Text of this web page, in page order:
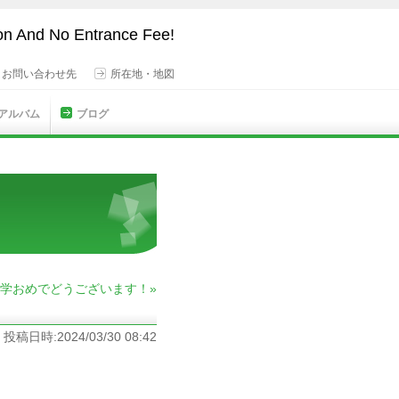
And No Entrance Fee!
お問い合わせ先 所在地・地図
ルバム ブログ
おめでどうございます！»
投稿日時:2024/03/30 08:42